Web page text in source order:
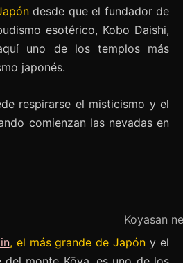
desde que el fundador de
esotérico, Kobo Daishi,
uno de los templos más
japonés.
respirarse el misticismo y el
comienzan las nevadas en
Koyasan
, el más grande de Japón y el